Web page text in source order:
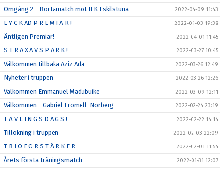
Omgång 2 - Bortamatch mot IFK Eskilstuna 2022-04-09 11:43
L Y C K AD P R E M I Ä R ! 2022-04-03 19:38
Äntligen Premiär! 2022-04-01 11:45
S T R A X A V S P A R K ! 2022-03-27 10:45
Välkommen tillbaka Aziz Ada 2022-03-26 12:49
Nyheter i truppen 2022-03-26 12:26
Välkommen Emmanuel Madubuike 2022-03-09 12:11
Välkommen - Gabriel Fromell-Norberg 2022-02-24 23:19
T Ä V L I N G S D A G S ! 2022-02-22 14:14
Tillökning i truppen 2022-02-03 22:09
T R I O F Ö R S T Ä R K E R 2022-02-01 11:54
Årets första träningsmatch 2022-01-31 12:07